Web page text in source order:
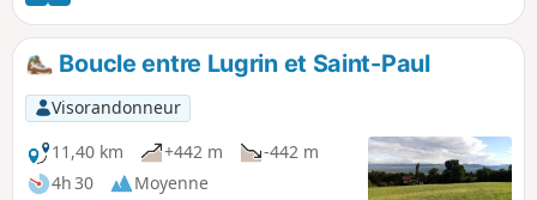
gravit le sommet du Pic des Mémises d'où le panorama sur
le lac est très étendu.
Boucle entre Lugrin et Saint-Paul
Visorandonneur
11,40 km
+442 m
-442 m
4h 30
Moyenne